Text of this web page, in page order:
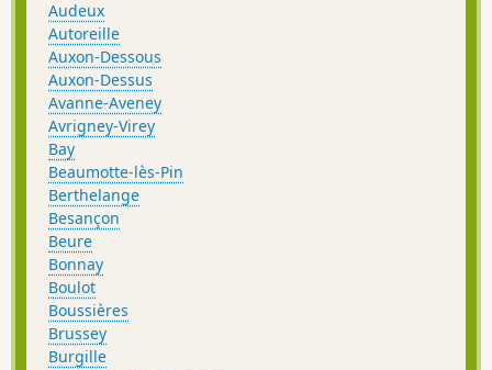
Audeux
Autoreille
Auxon-Dessous
Auxon-Dessus
Avanne-Aveney
Avrigney-Virey
Bay
Beaumotte-lès-Pin
Berthelange
Besançon
Beure
Bonnay
Boulot
Boussières
Brussey
Burgille